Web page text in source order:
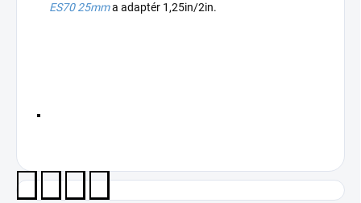
ES70 25mma adaptér 1,25in/2in.